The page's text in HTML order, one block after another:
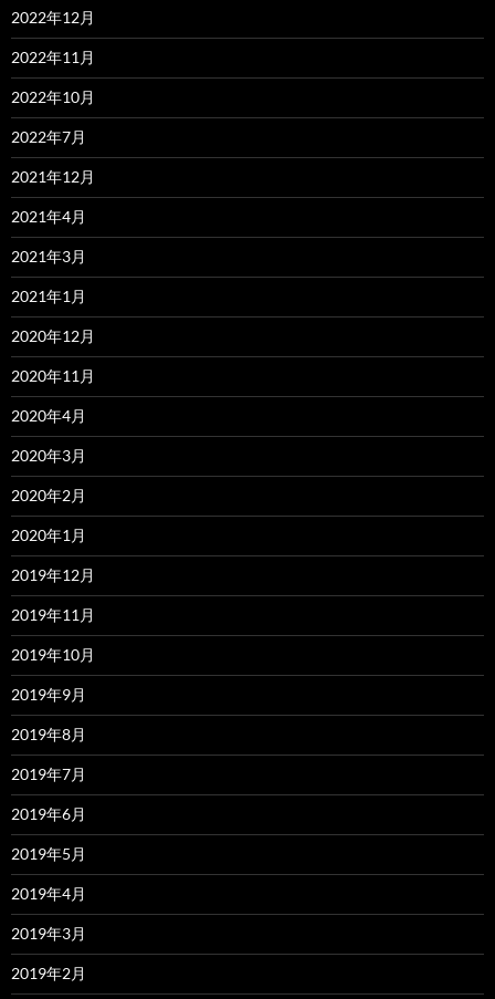
2022年12月
2022年11月
2022年10月
2022年7月
2021年12月
2021年4月
2021年3月
2021年1月
2020年12月
2020年11月
2020年4月
2020年3月
2020年2月
2020年1月
2019年12月
2019年11月
2019年10月
2019年9月
2019年8月
2019年7月
2019年6月
2019年5月
2019年4月
2019年3月
2019年2月